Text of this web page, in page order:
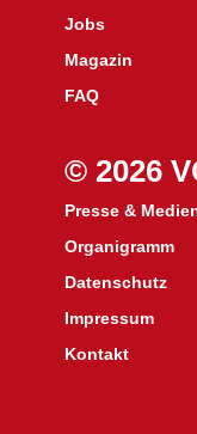
Jobs
Magazin
FAQ
© 2026
Presse &
Organigramm
Datenschutz
Impressum
Kontakt